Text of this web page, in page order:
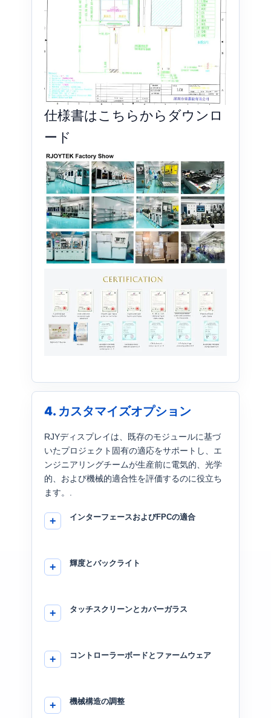
仕様書はこちらからダウンロ
ード
4. カスタマイズオプション
RJYディスプレイは、既存のモジュールに基づ
いたプロジェクト固有の適応をサポートし、エ
ンジニアリングチームが生産前に電気的、光学
的、および機械的適合性を評価するのに役立ち
ます。.
インターフェースおよびFPCの適合
輝度とバックライト
タッチスクリーンとカバーガラス
コントローラーボードとファームウェア
機械構造の調整